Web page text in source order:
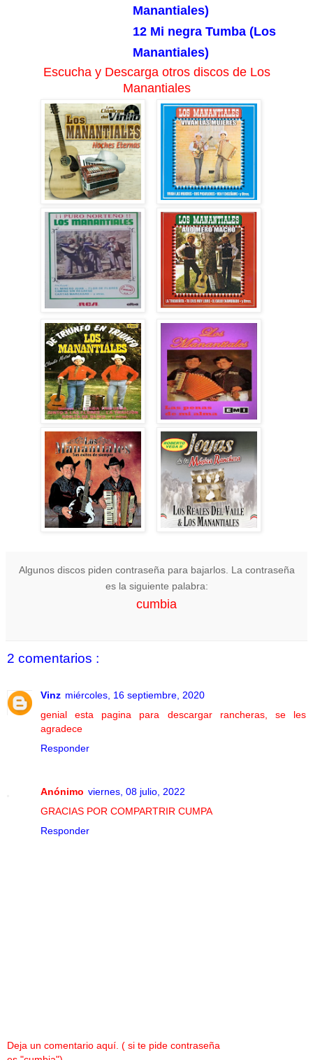
Manantiales)
12 Mi negra Tumba (Los
Manantiales)
Escucha y Descarga otros discos de Los
Manantiales
Algunos discos piden contraseña para bajarlos. La contraseña
es la siguiente palabra:
cumbia
2 comentarios :
Vinz miércoles, 16 septiembre, 2020
genial esta pagina para descargar rancheras, se les
agradece
Responder
Anónimo viernes, 08 julio, 2022
GRACIAS POR COMPARTRIR CUMPA
Responder
Deja un comentario aquí. ( si te pide contraseña